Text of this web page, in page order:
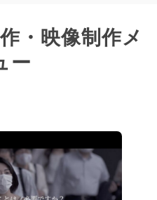
・映像制作メ
ー